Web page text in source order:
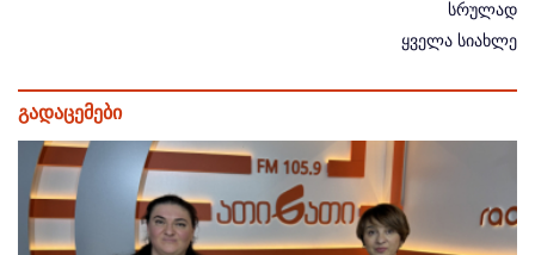
სრულად
ყველა სიახლე
გადაცემები